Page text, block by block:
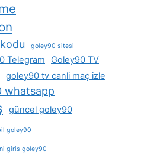
goley90 sitesi
Telegram Goley90 TV
goley90 tv canli maç izle
whatsapp
güncel goley90
goley90
giris goley90